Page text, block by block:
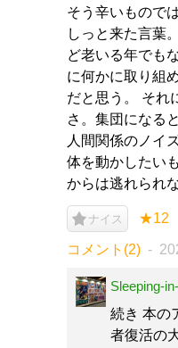
そう辛いもので
しっと来た言葉
ど老いる年でも
に何かに取り組
だと思う。 それ
さ。集団になる
人間関係のノイ
体を動かしたい
からは逃れられ
ナイス ★12
コメント(2)
Sleeping-
続き 本の
者復活の